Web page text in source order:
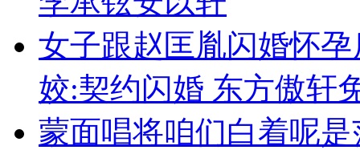
女子跟赵匡胤闪婚怀
姣:契约闪婚 东方傲轩
蒙面唱将咱们白着呢